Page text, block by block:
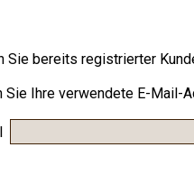
Sie bereits registrierter
Sie Ihre verwendete E-Mail-